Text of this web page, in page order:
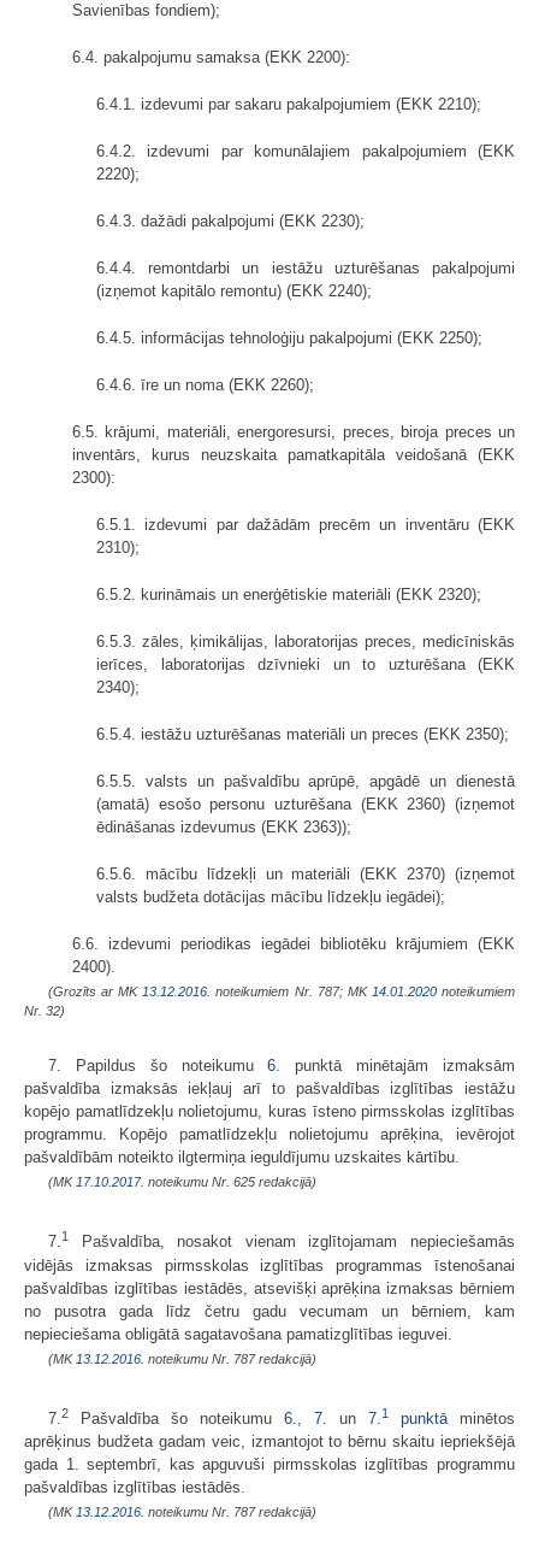
Savienības fondiem);
6.4. pakalpojumu samaksa (EKK 2200):
6.4.1. izdevumi par sakaru pakalpojumiem (EKK 2210);
6.4.2. izdevumi par komunālajiem pakalpojumiem (EKK
2220);
6.4.3. dažādi pakalpojumi (EKK 2230);
6.4.4. remontdarbi un iestāžu uzturēšanas pakalpojumi
(izņemot kapitālo remontu) (EKK 2240);
6.4.5. informācijas tehnoloģiju pakalpojumi (EKK 2250);
6.4.6. īre un noma (EKK 2260);
6.5. krājumi, materiāli, energoresursi, preces, biroja preces un
inventārs, kurus neuzskaita pamatkapitāla veidošanā (EKK
2300):
6.5.1. izdevumi par dažādām precēm un inventāru (EKK
2310);
6.5.2. kurināmais un enerģētiskie materiāli (EKK 2320);
6.5.3. zāles, ķimikālijas, laboratorijas preces, medicīniskās
ierīces, laboratorijas dzīvnieki un to uzturēšana (EKK
2340);
6.5.4. iestāžu uzturēšanas materiāli un preces (EKK 2350);
6.5.5. valsts un pašvaldību aprūpē, apgādē un dienestā
(amatā) esošo personu uzturēšana (EKK 2360) (izņemot
ēdināšanas izdevumus (EKK 2363));
6.5.6. mācību līdzekļi un materiāli (EKK 2370) (izņemot
valsts budžeta dotācijas mācību līdzekļu iegādei);
6.6. izdevumi periodikas iegādei bibliotēku krājumiem (EKK
2400).
(Grozīts ar MK 13.12.2016. noteikumiem Nr. 787; MK 14.01.2020noteikumiem
Nr. 32)
7. Papildus šo noteikumu6. punktā minētajām izmaksām
pašvaldība izmaksās iekļauj arī to pašvaldības izglītības iestāžu
kopējo pamatlīdzekļu nolietojumu, kuras īsteno pirmsskolas izglītības
programmu. Kopējo pamatlīdzekļu nolietojumu aprēķina, ievērojot
pašvaldībām noteikto ilgtermiņa ieguldījumu uzskaites kārtību.
(MK 17.10.2017. noteikumu Nr. 625 redakcijā)
7.1
Pašvaldība, nosakot vienam izglītojamam nepieciešamās
vidējās izmaksas pirmsskolas izglītības programmas īstenošanai
pašvaldības izglītības iestādēs, atsevišķi aprēķina izmaksas bērniem
no pusotra gada līdz četru gadu vecumam un bērniem, kam
nepieciešama obligātā sagatavošana pamatizglītības ieguvei.
(MK 13.12.2016. noteikumu Nr. 787 redakcijā)
7. 2 Pašvaldība šo noteikumu 6. 7. un 7. 1 punktā minētos
aprēķinus budžeta gadam veic, izmantojot to bērnu skaitu iepriekšējā
gada 1. septembrī, kas apguvuši pirmsskolas izglītības programmu
pašvaldības izglītības iestādēs.
(MK 13.12.2016. noteikumu Nr. 787 redakcijā)